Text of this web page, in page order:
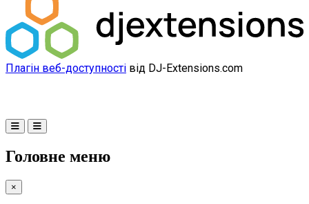
Плагін веб-доступності від DJ-Extensions.com
Головне меню
×